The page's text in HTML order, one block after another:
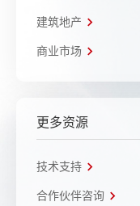
建筑地产
商业市场
更多资源
技术支持
合作伙伴咨询